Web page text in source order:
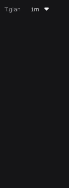
T.gian 1m